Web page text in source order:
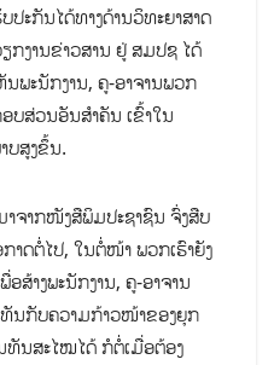
ະກັນໄດ້ທາງດ້ານວິທະຍາສາດ
ກງານຂ່າວສານ ຢູ່ ສມປຊ ໄດ້
ນພະນັກງານ, ຄູ-ອາຈານພວກ
ບສ່ວນອັນສໍາຄັນ ເຂົ້າໃນ
ບສູງຂຶ້ນ.
າກໜັງສືພິມປະຊາຊົນ ຈົ່ງສືບ
ດຕໍ່ໄປ, ໃນຕໍ່ໜ້າ ພວກເຮົາຍັງ
ສ້າງພະນັກງານ, ຄູ-ອາຈານ
ນກັບຄວາມກ້າວໜ້າຂອງຍຸກ
ທັນສະໄໝໄດ້ ກໍຕໍ່ເມື່ອຕ້ອງ